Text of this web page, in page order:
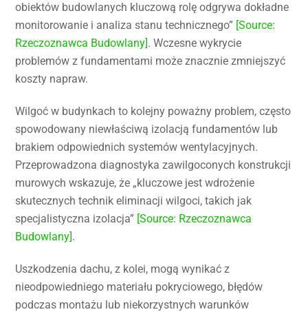
obiektów budowlanych kluczową rolę odgrywa dokładne
monitorowanie i analiza stanu technicznego” [Source:
Rzeczoznawca Budowlany]. Wczesne wykrycie
problemów z fundamentami może znacznie zmniejszyć
koszty napraw.
Wilgoć w budynkach to kolejny poważny problem, często
spowodowany niewłaściwą izolacją fundamentów lub
brakiem odpowiednich systemów wentylacyjnych.
Przeprowadzona diagnostyka zawilgoconych konstrukcji
murowych wskazuje, że „kluczowe jest wdrożenie
skutecznych technik eliminacji wilgoci, takich jak
specjalistyczna izolacja” [Source: Rzeczoznawca
Budowlany].
Uszkodzenia dachu, z kolei, mogą wynikać z
nieodpowiedniego materiału pokryciowego, błędów
podczas montażu lub niekorzystnych warunków